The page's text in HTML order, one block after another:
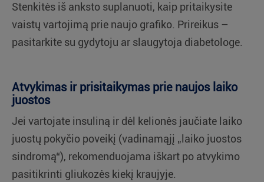
Stenkitės iš anksto suplanuoti, kaip pritaikysite
vaistų vartojimą prie naujo grafiko. Prireikus –
pasitarkite su gydytoju ar slaugytoja diabetologe.
Atvykimas ir prisitaikymas prie naujos laiko
juostos
Jei vartojate insuliną ir dėl kelionės jaučiate laiko
juostų pokyčio poveikį (vadinamąjį „laiko juostos
sindromą“), rekomenduojama iškart po atvykimo
pasitikrinti gliukozės kiekį kraujyje.